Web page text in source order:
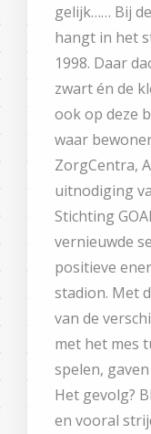
gelijk…… Bij
hangt in het
1998. Daar
zwart én de
ook op deze
waar
ZorgCentra,
uitnodiging
Stichting
vernieuwde
positieve
stadion. Met
van de
met het mes
spelen,
Het gevolg?
en vooral